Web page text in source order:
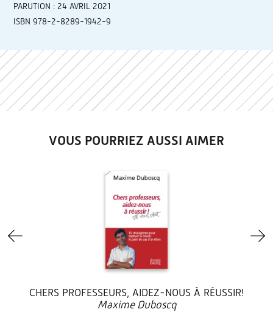
PARUTION : 24 AVRIL 2021
ISBN 978-2-8289-1942-9
VOUS POURRIEZ AUSSI AIMER
CHERS PROFESSEURS, AIDEZ-NOUS À RÉUSSIR!
Maxime Duboscq